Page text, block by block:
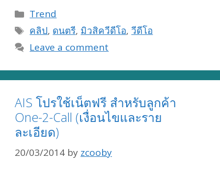
Categories
Trend
Tags
คลิป, ดนตรี, มิวสิควีดีโอ,วีดีโอ
Leave a comment
AIS โปรใช้เน็ตฟรี สำหรับลูกค้า
One-2-Call (เงื่อนไขและราย
ละเอียด)
20/03/2014 by zcooby